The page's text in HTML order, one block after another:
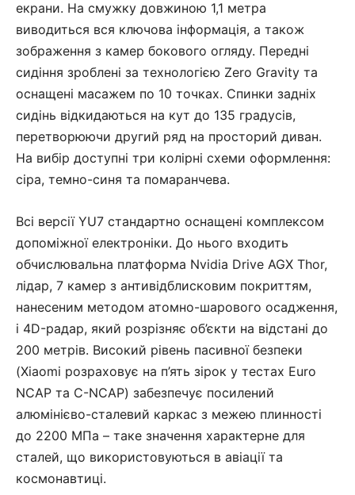
екрани. На смужку довжиною 1,1 метра
виводиться вся ключова інформація, а також
зображення з камер бокового огляду. Передні
сидіння зроблені за технологією Zero Gravity та
оснащені масажем по 10 точках. Спинки задніх
сидінь відкидаються на кут до 135 градусів,
перетворюючи другий ряд на просторий диван.
На вибір доступні три колірні схеми оформлення:
сіра, темно-синя та помаранчева.
Всі версії YU7 стандартно оснащені комплексом
допоміжної електроніки. До нього входить
обчислювальна платформа Nvidia Drive AGX Thor,
лідар, 7 камер з антивідблисковим покриттям,
нанесеним методом атомно-шарового осадження,
і 4D-радар, який розрізняє об’єкти на відстані до
200 метрів. Високий рівень пасивної безпеки
(Xiaomi розраховує на п’ять зірок у тестах Euro
NCAP та C-NCAP) забезпечує посилений
алюмінієво-сталевий каркас з межею плинності
до 2200 МПа – таке значення характерне для
сталей, що використовуються в авіації та
космонавтиці.